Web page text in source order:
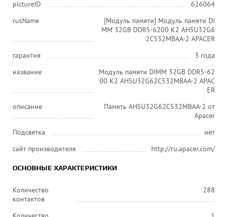
pictureID
626064
rusName
[Модуль памяти] Модуль памяти DI
MM 32GB DDR5-6200 K2 AH5U32G6
2C532MBAA-2 APACER
гарантия
3 года
название
Модуль памяти DIMM 32GB DDR5-62
00 K2 AH5U32G62C532MBAA-2 APAC
ER
описание
Память AH5U32G62C532MBAA-2 от
Apacer
Подсветка
нет
сайт производителя
http://ru.apacer.com/
ОСНОВНЫЕ ХАРАКТЕРИСТИКИ
Количество
контактов
288